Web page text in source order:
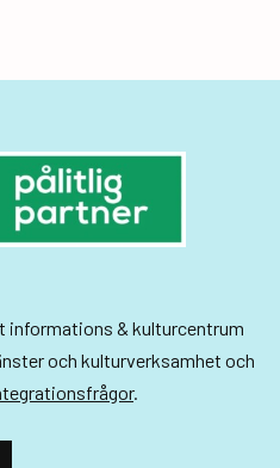
informations & kulturcentrum
och kulturverksamhet och
.